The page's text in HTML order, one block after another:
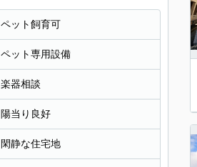
ペット飼育可
ペット専用設備
楽器相談
陽当り良好
閑静な住宅地